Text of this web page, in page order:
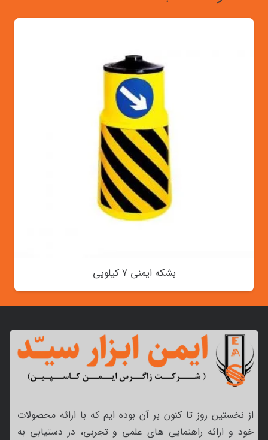
بشکه ایمنی 7 کیلویی
از نخستین روز تا کنون بر آن بوده ایم که با ارائه محصولات
خود و ارائه راهنمایی های علمی و تجربی، در دستیابی به